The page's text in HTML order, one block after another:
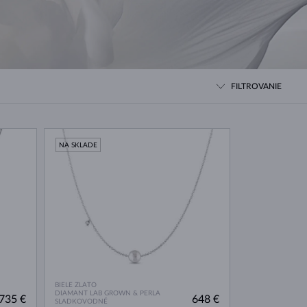
FILTROVANIE
735 €
BIELE ZLATO
DIAMANT LAB GROWN & PERLA
SLADKOVODNÉ
NA SKLADE
648 €